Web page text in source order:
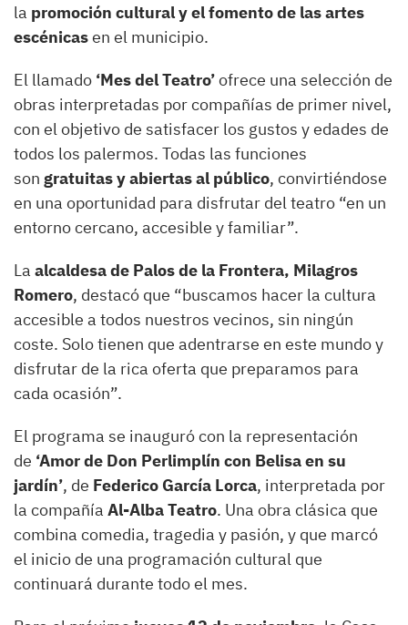
la promoción cultural y el fomento de las artes
escénicasen el municipio.
El llamado ‘Mes del Teatro’ofrece una selección de
obras interpretadas por compañías de primer nivel,
con el objetivo de satisfacer los gustos y edades de
todos los palermos. Todas las funciones
son gratuitas y abiertas al público, convirtiéndose
en una oportunidad para disfrutar del teatro “en un
entorno cercano, accesible y familiar”.
La alcaldesa de Palos de la Frontera, Milagros
Romero, destacó que “buscamos hacer la cultura
accesible a todos nuestros vecinos, sin ningún
coste. Solo tienen que adentrarse en este mundo y
disfrutar de la rica oferta que preparamos para
cada ocasión”.
El programa se inauguró con la representación
de ‘Amor de Don Perlimplín con Belisa en su
jardín’, de Federico García Lorca, interpretada por
la compañía Al-Alba Teatro. Una obra clásica que
combina comedia, tragedia y pasión, y que marcó
el inicio de una programación cultural que
continuará durante todo el mes.